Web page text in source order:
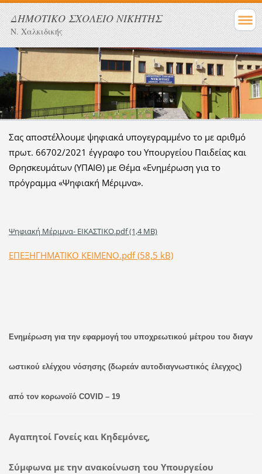
ΔΗΜΟΤΙΚΟ ΣΧΟΛΕΙΟ ΝΙΚΗΤΗΣ
Ν. Χαλκιδικής
Σας αποστέλλουμε ψηφιακά υπογεγραμμένο το με αριθμό
πρωτ. 66702/2021 έγγραφο του Υπουργείου Παιδείας και
Θρησκευμάτων (ΥΠΑΙΘ) με Θέμα «Ενημέρωση για το
πρόγραμμα «Ψηφιακή Μέριμνα».
Ψηφιακή Μέριμνα- ΕΙΚΑΣΤΙΚΟ.pdf (1,4 MB)
ΕΠΕΞΗΓΗΜΑΤΙΚΟ ΚΕΙΜΕΝΟ.pdf (58,5 kB)
Ενημέρωσηγιατηνεφαρμογήτουυποχρεωτικού μέτρου του διαγν
ωστικού ελέγχου νόσησης (δωρεάν αυτοδιαγνωστικός έλεγχος)
απότον κορωνοϊόCOVID – 19
Αγαπητοί Γονείς και Κηδεμόνες,
Σύμφωνα με την ανακοίνωση του Υπουργείου